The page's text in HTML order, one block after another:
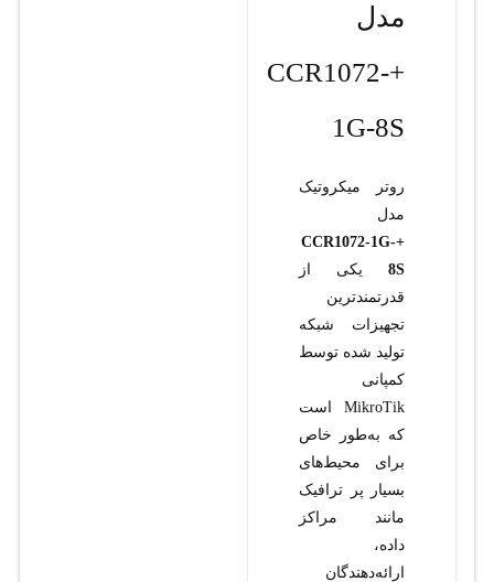
مدل
+CCR1072-
1G-8S
روتر میکروتیک
مدل
+CCR1072-1G-
8Sیکی از
قدرتمندترین
تجهیزات شبکه
تولید شده توسط
کمپانی
MikroTik است
که به‌طور خاص
برای محیط‌های
بسیار پر ترافیک
مانند مراکز
داده،
ارائه‌دهندگان